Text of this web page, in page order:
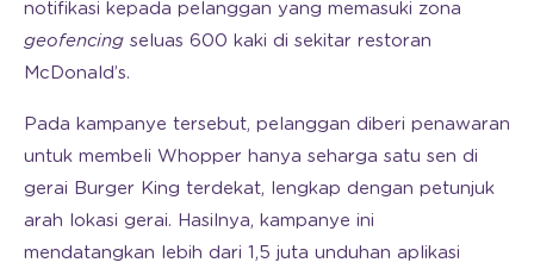
notifikasi kepada pelanggan yang memasuki zona
geofencing seluas 600 kaki di sekitar restoran
McDonald’s.
Pada kampanye tersebut, pelanggan diberi penawaran
untuk membeli Whopper hanya seharga satu sen di
gerai Burger King terdekat, lengkap dengan petunjuk
arah lokasi gerai. Hasilnya, kampanye ini
mendatangkan lebih dari 1,5 juta unduhan aplikasi